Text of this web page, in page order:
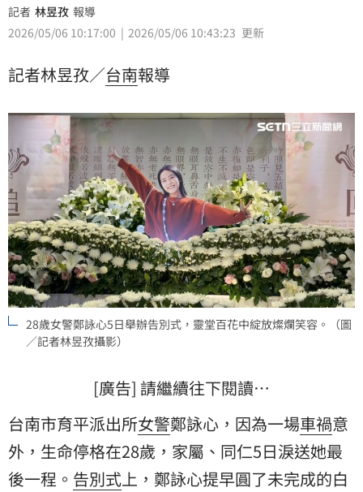
記者 林昱孜 報導
2026/05/06 10:17:00
2026/05/06 10:43:23 更新
記者林昱孜／台南報導
28歲女警鄭詠心5日舉辦告別式，靈堂百花中綻放燦爛笑容。（圖
／記者林昱孜攝影）
[廣告] 請繼續往下閱讀…
台南市育平派出所女警鄭詠心，因為一場車禍意
外，生命停格在28歲，家屬、同仁5日淚送她最
後一程。 告別式上，鄭詠心提早圓了未完成的白